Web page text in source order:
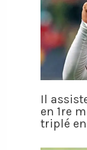
Il
en 1re
triplé